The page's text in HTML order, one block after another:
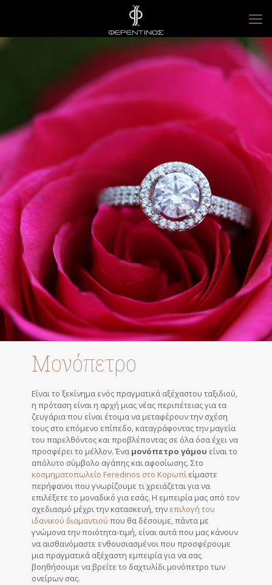
Μονόπετρο
Είναι το ξεκίνημα ενός πραγματικά αξέχαστου ταξιδιού,
η πρόταση είναι η αρχή μιας νέας περιπέτειας για τα
ζευγάρια που είναι έτοιμα να μεταφέρουν την σχέση
τους στο επόμενο επίπεδο, καταγράφοντας την μαγεία
του παρελθόντος και προβλέποντας σε όλα όσα έχει να
προσφέρει το μέλλον. Ένα μονόπετρο γάμου είναι το
απόλυτο σύμβολο αγάπης και αφοσίωσης. Στο
κοσμηματοπωλείο Feredinos στο Κορωπί είμαστε
περήφανοι που γνωρίζουμε τι χρειάζεται για να
επιλέξετε το μοναδικό για εσάς. Η εμπειρία μας από τον
σχεδιασμό μέχρι την κατασκευή, την επιλογή του
ιδανικού διαμαντιού που θα δέσουμε, πάντα με
γνώμονα την ποιότητα-τιμή, είναι αυτά που μας κάνουν
να αισθανόμαστε ενθουσιασμένοι που προσφέρουμε
μια πραγματικά αξέχαστη εμπειρία για να σας
βοηθήσουμε να βρείτε το δαχτυλίδι μονόπετρο των
ονείρων σας.